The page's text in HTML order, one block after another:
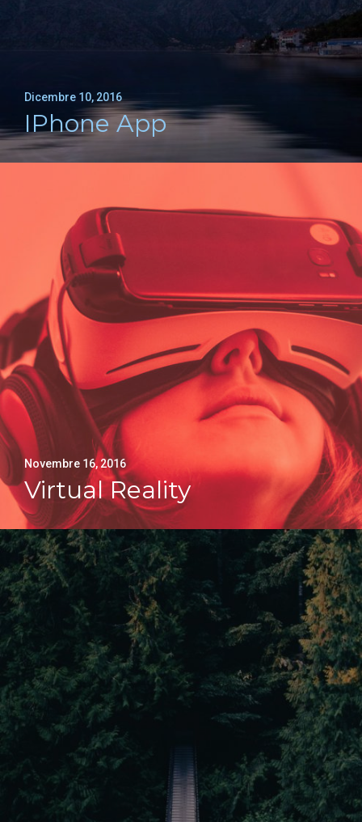
Dicembre 10, 2016
IPhone App
Novembre 16, 2016
Virtual Reality